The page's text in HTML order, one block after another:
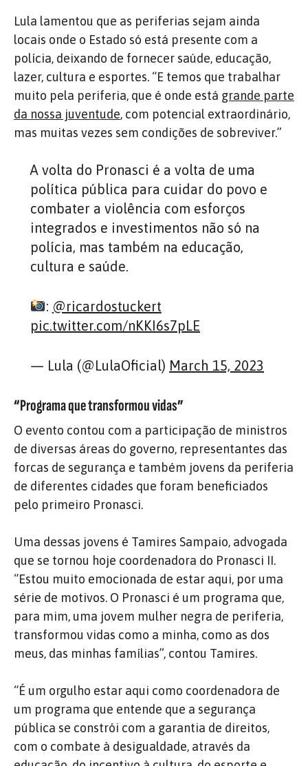
Lula lamentou que as periferias sejam ainda
locais onde o Estado só está presente com a
polícia, deixando de fornecer saúde, educação,
lazer, cultura e esportes. “E temos que trabalhar
muito pela periferia, que é onde está grande parte
da nossa juventude, com potencial extraordinário,
mas muitas vezes sem condições de sobreviver.”
A volta do Pronasci é a volta de uma
política pública para cuidar do povo e
combater a violência com esforços
integrados e investimentos não só na
polícia, mas também na educação,
cultura e saúde.
: @ricardostuckert
pic.twitter.com/nKKI6s7pLE
— Lula (@LulaOficial) March 15, 2023
“Programa que transformou vidas”
O evento contou com a participação de ministros
de diversas áreas do governo, representantes das
forcas de segurança e também jovens da periferia
de diferentes cidades que foram beneficiados
pelo primeiro Pronasci.
Uma dessas jovens é Tamires Sampaio, advogada
que se tornou hoje coordenadora do Pronasci II.
“Estou muito emocionada de estar aqui, por uma
série de motivos. O Pronasci é um programa que,
para mim, uma jovem mulher negra de periferia,
transformou vidas como a minha, como as dos
meus, das minhas famílias”, contou Tamires.
“É um orgulho estar aqui como coordenadora de
um programa que entende que a segurança
pública se constrói com a garantia de direitos,
com o combate à desigualdade, através da